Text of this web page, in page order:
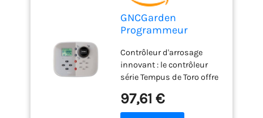
GNCGarden
Programmeur
Tempus 4 Saisons
Intérieur 220V –
Minuterie d'arrosage
automatique |
Contrôleur
Contrôleur d'arrosage
innovant : le contrôleur
série Tempus de Toro offre
pour l'économie d'eau et la
programmation flexible,
97,61 €